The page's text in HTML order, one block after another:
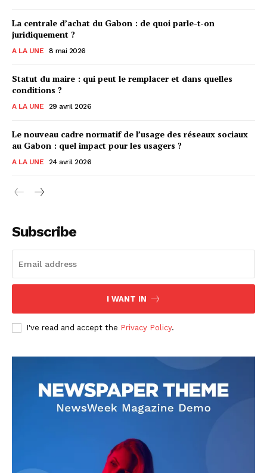
La centrale d’achat du Gabon : de quoi parle-t-on
juridiquement ?
A LA UNE 8 mai 2026
Statut du maire : qui peut le remplacer et dans quelles
conditions ?
A LA UNE 29 avril 2026
Le nouveau cadre normatif de l’usage des réseaux sociaux
au Gabon : quel impact pour les usagers ?
A LA UNE 24 avril 2026
Subscribe
I WANT IN
I've read and accept the Privacy Policy.